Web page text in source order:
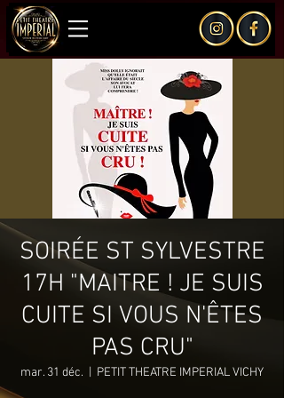
SOIRÉE ST SYLVESTRE
17H "MAITRE ! JE SUIS
CUITE SI VOUS N'ÊTES
PAS CRU"
mar. 31 déc. PETIT THEATRE IMPERIAL VICHY